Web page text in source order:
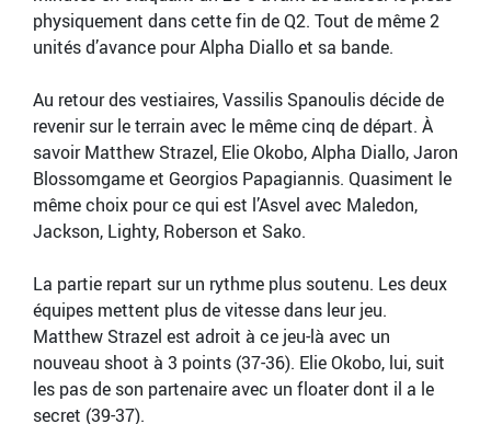
physiquement dans cette fin de Q2. Tout de même 2
unités d’avance pour Alpha Diallo et sa bande.
Au retour des vestiaires, Vassilis Spanoulis décide de
revenir sur le terrain avec le même cinq de départ. À
savoir Matthew Strazel, Elie Okobo, Alpha Diallo, Jaron
Blossomgame et Georgios Papagiannis. Quasiment le
même choix pour ce qui est l’Asvel avec Maledon,
Jackson, Lighty, Roberson et Sako.
La partie repart sur un rythme plus soutenu. Les deux
équipes mettent plus de vitesse dans leur jeu.
Matthew Strazel est adroit à ce jeu-là avec un
nouveau shoot à 3 points (37-36). Elie Okobo, lui, suit
les pas de son partenaire avec un floater dont il a le
secret (39-37).